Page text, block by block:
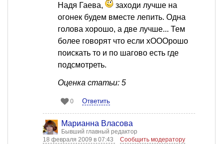
Надя Гаева,
заходи лучше на
огонек будем вместе лепить. Одна
голова хорошо, а две лучше... Тем
более говорят что если хОООрошо
поискать то и по шагово есть где
подсмотреть.
Оценка статьи: 5
0 Ответить
Марианна Власова
Бывший главный редактор
18 февраля 2009 в 07:43
Сообщить модератору